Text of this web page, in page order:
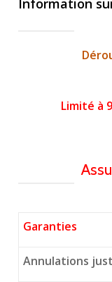
Limité à
Garanties
Annulations